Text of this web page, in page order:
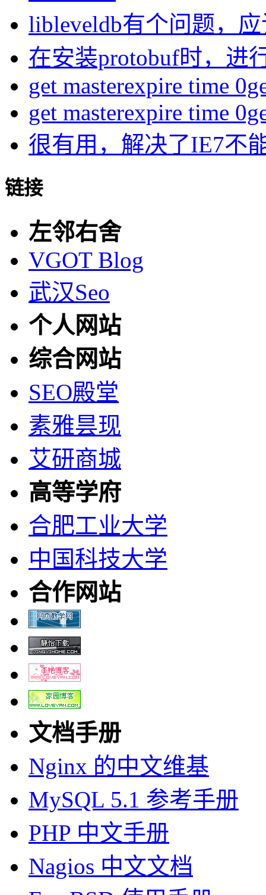
libleveldb有个问题，
在安装protobuf时，进
get masterexpire time
get masterexpire time
很有用，解决了IE7不
链接
左邻右舍
VGOT Blog
武汉Seo
个人网站
综合网站
SEO殿堂
素雅昙现
艾研商城
高等学府
合肥工业大学
中国科技大学
合作网站
文档手册
Nginx 的中文维基
MySQL 5.1 参考手册
PHP 中文手册
Nagios 中文文档